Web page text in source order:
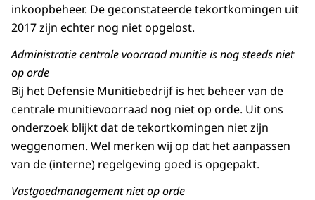
inkoopbeheer. De geconstateerde tekortkomingen uit
2017 zijn echter nog niet opgelost.
Administratie centrale voorraad munitie is nog steeds niet
op orde
Bij het Defensie Munitiebedrijf is het beheer van de
centrale munitievoorraad nog niet op orde. Uit ons
onderzoek blijkt dat de tekortkomingen niet zijn
weggenomen. Wel merken wij op dat het aanpassen
van de (interne) regelgeving goed is opgepakt.
Vastgoedmanagement niet op orde